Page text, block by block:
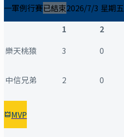
一軍例行賽已結束2026/7/3 星期五
1
2
樂天桃猿
3 0
中信兄弟 2 0
MVP